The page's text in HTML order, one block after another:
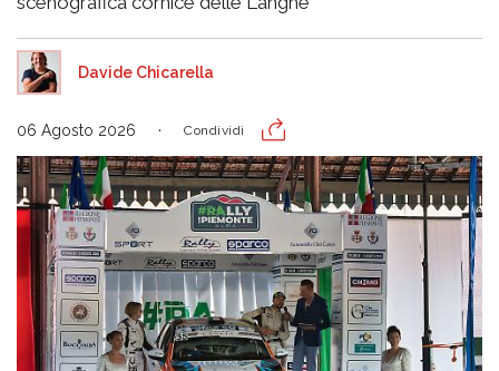
Davide Chicarella
06 Agosto 2026 Condividi